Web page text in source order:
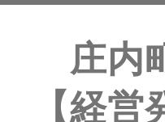
庄内
【経